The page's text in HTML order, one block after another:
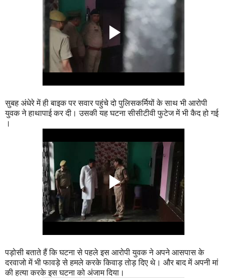
सुबह अंधेरे में ही बाइक पर सवार पहुंचे दो पुलिसकर्मियों के साथ भी आरोपी
युवक ने हाथापाई कर दी। उसकी यह घटना सीसीटीवी फुटेज में भी कैद हो गई
।
पड़ोसी बताते हैं कि घटना से पहले इस आरोपी युवक ने अपने आसपास के
दरवाजो में भी फावड़े से हमले करके किवाड़ तोड़ दिए थे। और बाद में अपनी मां
की हत्या करके इस घटना को अंजाम दिया।